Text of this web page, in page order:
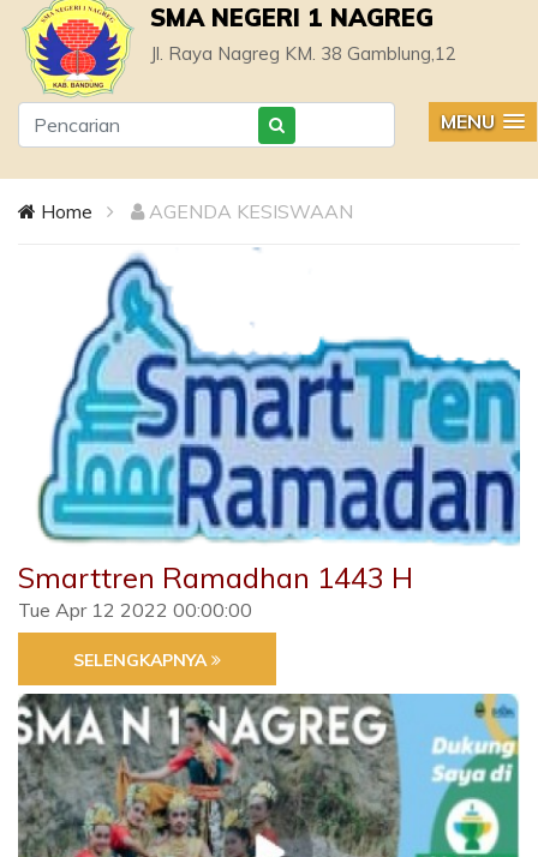
SMA NEGERI 1 NAGREG
Jl. Raya Nagreg KM. 38 Gamblung,12
MENU
Home AGENDA KESISWAAN
Smarttren Ramadhan 1443 H
Tue Apr 12 2022 00:00:00
SELENGKAPNYA